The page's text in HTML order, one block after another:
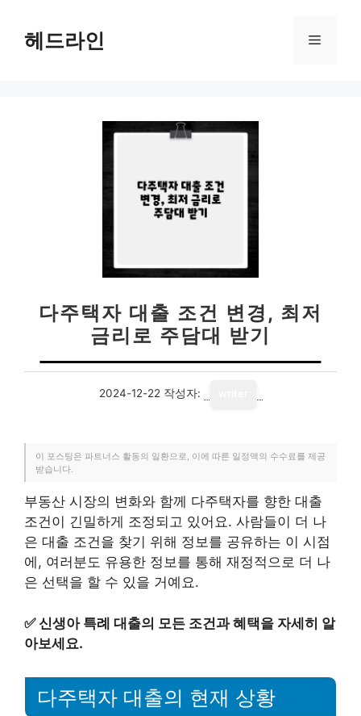
헤드라인 메
다주택자 대출 조건 변경, 최저
금리로 주담대 받기
2024-12-22 작성자:
이 포스팅은 파트너스 활동의 일환으로, 이에 따른 일정액의 수수료를 제공
받습니다.
부동산 시장의 변화와 함께 다주택자를 향한 대출
조건이 긴밀하게 조정되고 있어요. 사람들이 더 나
은 대출 조건을 찾기 위해 정보를 공유하는 이 시점
에, 여러분도 유용한 정보를 통해 재정적으로 더 나
은 선택을 할 수 있을 거예요.
✅신생아 특례 대출의 모든 조건과 혜택을 자세히 알
아보세요.
다주택자 대출의 현재 상황